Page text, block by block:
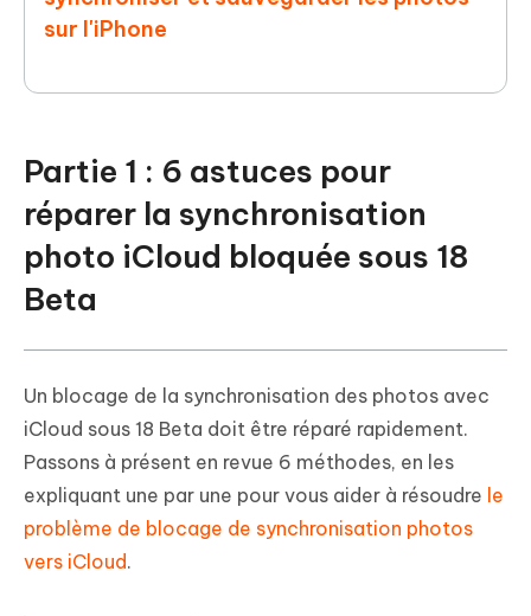
sur l'iPhone
Partie 1 : 6 astuces pour
réparer la synchronisation
photo iCloud bloquée sous 18
Beta
Un blocage de la synchronisation des photos avec
iCloud sous 18 Beta doit être réparé rapidement.
Passons à présent en revue 6 méthodes, en les
expliquant une par une pour vous aider à résoudre le
problème de blocage de synchronisation photos
vers iCloud.